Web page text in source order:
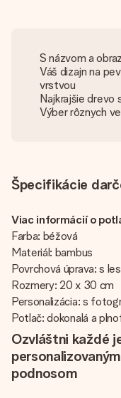
S názvom a
Váš dizajn na
vrstvou
Najkrajšie drevo
Výber rôznych
Špecifikácie
Viac informácií o
Farba: béžová
Materiál: bambus
Povrchová úprava: s
Rozmery: 20 x 30 cm
Personalizácia: s
Potlač: dokonalá a
Ozvláštni každé
podnosom